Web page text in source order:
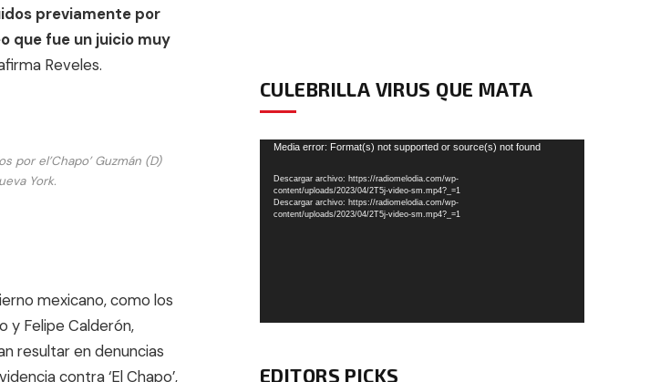
previamente por
que fue un juicio muy
Reveles.
por el’Chapo’ Guzmán (D)
York.
mexicano, como los
y Felipe Calderón,
resultar en denuncias
contra ‘El Chapo’,
CULEBRILLA VIRUS QUE MATA
Reproductor
vídeo
Media error: Format(s) not supported or source(s) not found
Descargar archivo: https://radiomelodia.com/wp-
content/uploads/2023/04/2T5j-video-sm.mp4?_=1
Descargar archivo: https://radiomelodia.com/wp-
content/uploads/2023/04/2T5j-video-sm.mp4?_=1
EDITORS PICKS